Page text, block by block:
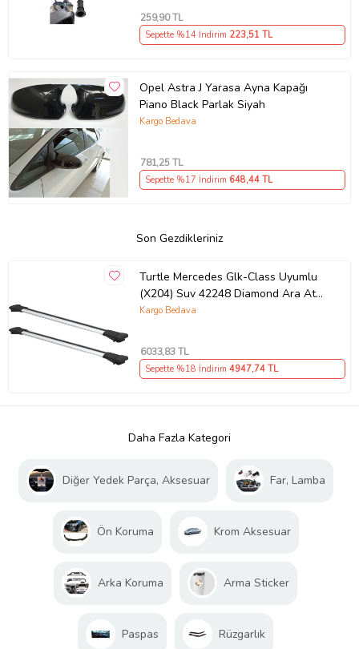
259,90 TL
Sepette %14 İndirim 223,51 TL
Opel Astra J Yarasa Ayna Kapağı
Piano Black Parlak Siyah
Kargo Bedava
781,25 TL
Sepette %17 İndirim 648,44 TL
Son Gezdikleriniz
Turtle Mercedes Glk-Class Uyumlu
(X204) Suv 42248 Diamond Ara Atkı
Gri 2'li Set (Karışık)
Kargo Bedava
6033,83 TL
Sepette %18 İndirim 4947,74 TL
Daha Fazla Kategori
Diğer Yedek Parça, Aksesuar Far, Lamba
Ön Koruma Krom Aksesuar
Arka Koruma Arma Sticker
Paspas Rüzgarlık